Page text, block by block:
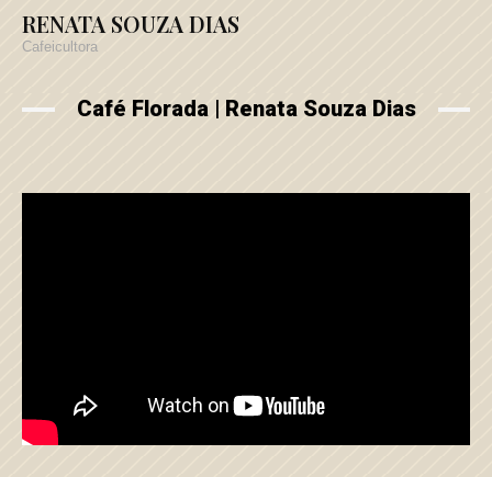
RENATA SOUZA DIAS
Cafeicultora
Café Florada | Renata Souza Dias